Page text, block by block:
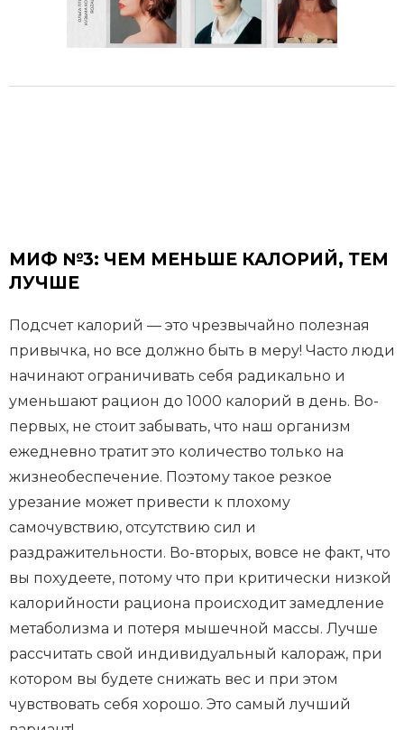
МИФ №3: ЧЕМ МЕНЬШЕ КАЛОРИЙ, ТЕМ
ЛУЧШЕ
Подсчет калорий — это чрезвычайно полезная
привычка, но все должно быть в меру! Часто люди
начинают ограничивать себя радикально и
уменьшают рацион до 1000 калорий в день. Во-
первых, не стоит забывать, что наш организм
ежедневно тратит это количество только на
жизнеобеспечение. Поэтому такое резкое
урезание может привести к плохому
самочувствию, отсутствию сил и
раздражительности. Во-вторых, вовсе не факт, что
вы похудеете, потому что при критически низкой
калорийности рациона происходит замедление
метаболизма и потеря мышечной массы. Лучше
рассчитать свой индивидуальный калораж, при
котором вы будете снижать вес и при этом
чувствовать себя хорошо. Это самый лучший